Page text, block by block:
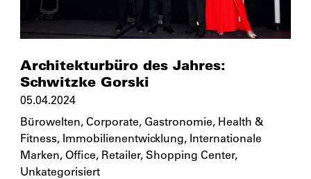
Architekturbüro des Jahres:
Schwitzke Gorski
05.04.2024
Bürowelten,Corporate, Gastronomie, Health &
Fitness, Immobilienentwicklung, Internationale
Marken, Office, Retailer, Shopping Center,
Unkategorisiert